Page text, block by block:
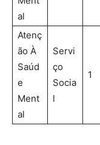
al
Atenç
ão À
Saúd
e
Ment
al
Servi
ço
Socia
l
1